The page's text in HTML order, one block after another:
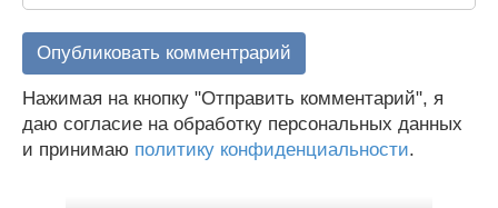
Нажимая на кнопку "Отправить комментарий", я
даю согласие на обработку персональных данных
и принимаю политику конфиденциальности.